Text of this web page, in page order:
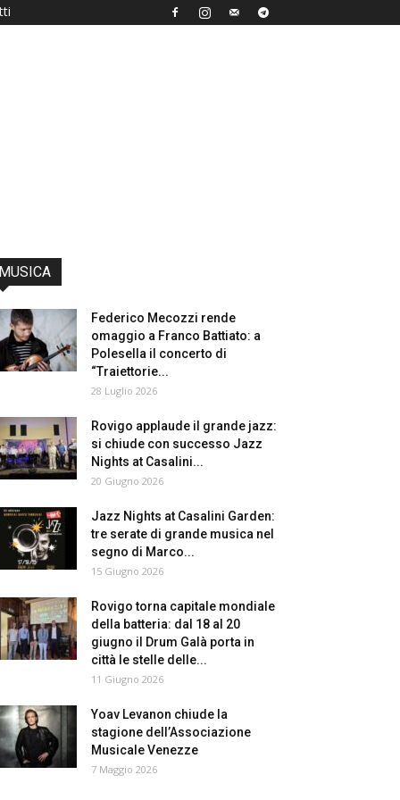
MUSICA
Federico Mecozzi rende
omaggio a Franco Battiato: a
Polesella il concerto di
“Traiettorie...
28 Luglio 2026
Rovigo applaude il grande jazz:
si chiude con successo Jazz
Nights at Casalini...
20 Giugno 2026
Jazz Nights at Casalini Garden:
tre serate di grande musica nel
segno di Marco...
15 Giugno 2026
Rovigo torna capitale mondiale
della batteria: dal 18 al 20
giugno il Drum Galà porta in
città le stelle delle...
11 Giugno 2026
Yoav Levanon chiude la
stagione dell’Associazione
Musicale Venezze
7 Maggio 2026